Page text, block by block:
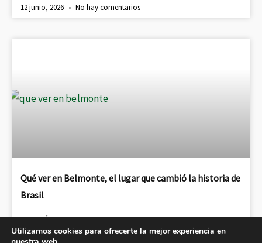
12 junio, 2026 No hay comentarios
Qué ver en Belmonte, el lugar que cambió la historia de
Brasil
LEER MÁS
Utilizamos cookies para ofrecerte la mejor experiencia en